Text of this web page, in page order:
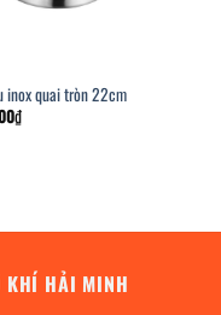
inox quai tròn 22cm
₫
KHÍ HẢI MINH